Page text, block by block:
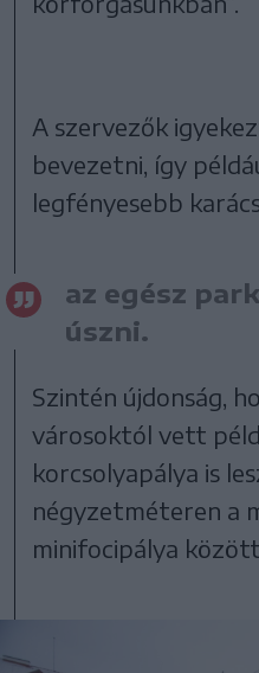
A szervezők
bevezetni, így
legfényesebb
az egész
úszni.
Szintén újdonság,
városoktól vett
korcsolyapálya is
négyzetméteren a
minifocipálya